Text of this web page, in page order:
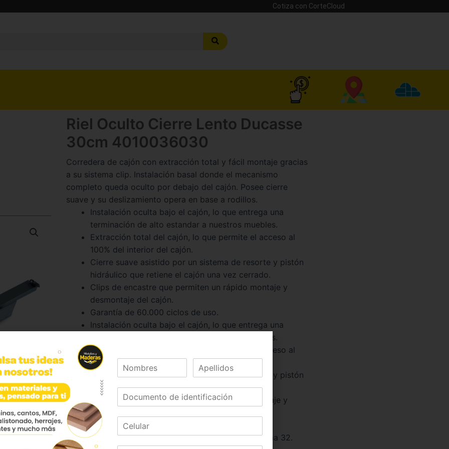
Cotiza con CorteCloud
Riel Oculto Cierre Lento Ducasse
30cm 4010036030
Corredera de cajón con extracción total y fácil montaje gracias
a su sistema clip. Instalación basal donde el mecanismo
completo queda oculto por debajo del cajón. Posee cierre
suave y su deslizamiento opera en base a rodillos.
Instalación oculta bajo el cajón, lo que entrega una
terminación de alto estandar a nuestros muebles.
Extracción total del cajón, lo que permite el acceso al
100% del interior del cajón.
Cierre suave asistido por un sistema de resorte y pistón
hidráulico que retiene el cajón una vez cerrado.
Clips de encastre que permiten un rápido montaje y
desmontaje del cajón.
Garantía de 60.000 ciclos de uso.
Instalación oculta bajo el cajón, lo que entrega una
terminación de alto estandar a nuestros muebles.
Extracción total del cajón, lo que permite el acceso al
100% del interior del cajón.
Cierre suave asistido por un sistema de resorte y pistón
hidráulico que retiene el cajón una vez cerrado.
Clips de encastre que permiten un rápido montaje y
desmontaje del cajón.
Garantía de 60.000 ciclos de uso.
Telescópica desarrollada compatible con sistema 32.